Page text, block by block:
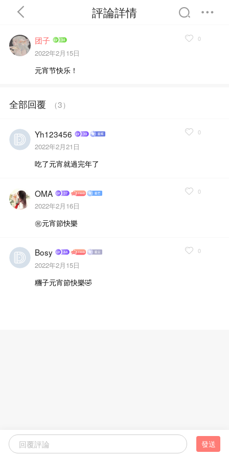
評論詳情
团子
2022年2月15日
0
元宵节快乐！
全部回覆 （3）
Yh123456
2022年2月21日
0
吃了元宵就過完年了
OMA
2022年2月16日
0
㊗️元宵節快樂
Bosy
2022年2月15日
0
糰子元宵節快樂🤣
發送
首頁
完結 書屋
我的書架